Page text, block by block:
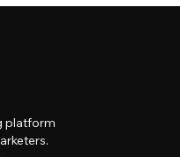
platform